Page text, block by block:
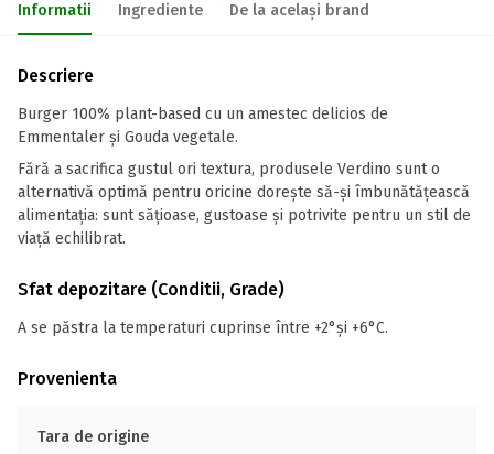
Informatii Ingrediente De la același brand
Descriere
Burger 100% plant-based cu un amestec delicios de
Emmentaler și Gouda vegetale.
Fără a sacrifica gustul ori textura, produsele Verdino sunt o
alternativă optimă pentru oricine dorește să-și îmbunătățească
alimentația: sunt sățioase, gustoase și potrivite pentru un stil de
viață echilibrat.
Sfat depozitare (Conditii, Grade)
A se păstra la temperaturi cuprinse între +2°și +6°C.
Provenienta
Tara de origine